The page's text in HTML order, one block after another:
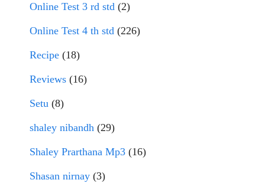
Online Test 3 rd std (2)
Online Test 4 th std (226)
Recipe (18)
Reviews (16)
Setu (8)
shaley nibandh (29)
Shaley Prarthana Mp3 (16)
Shasan nirnay (3)